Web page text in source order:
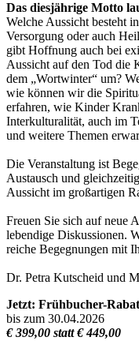
Das diesjährige Motto
Welche Aussicht besteht
Versorgung oder auch
gibt Hoffnung auch bei
Aussicht auf den Tod die
dem „Wortwinter“ um?
wie können wir die
erfahren, wie Kinder
Interkulturalität, auch im
und weitere Themen
Die Veranstaltung ist
Austausch und
Aussicht im großartigen
Freuen Sie sich auf neue
lebendige Diskussionen.
reiche Begegnungen mit
Dr. Petra Kutscheid und
Jetzt: Frühbucher-
bis zum 30.04.2026
€ 399,00 statt € 449,00